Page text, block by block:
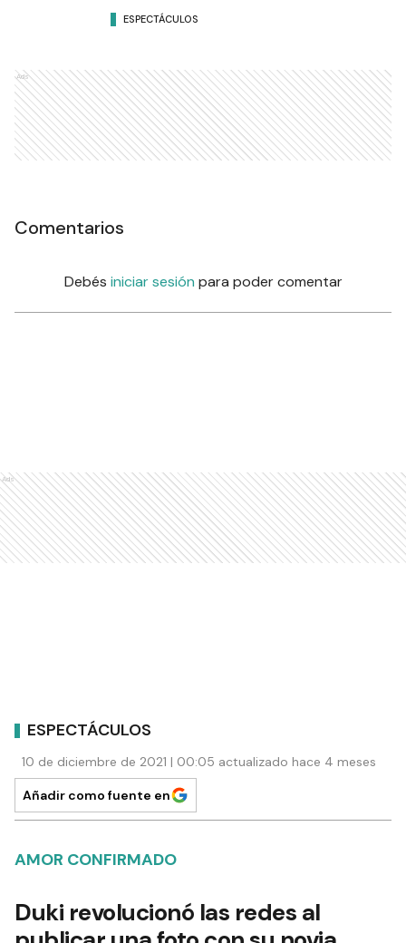
ESPECTÁCULOS
Ads
Comentarios
Debés iniciar sesión para poder comentar
Ads
ESPECTÁCULOS
10 de diciembre de 2021 | 00:05 actualizado hace 4 meses
Añadir como fuente en
AMOR CONFIRMADO
Duki revolucionó las redes al